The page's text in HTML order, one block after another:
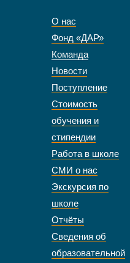
О нас
Фонд «ДАР»
Команда
Новости
Поступление
Стоимость
обучения и
стипендии
Работа в школе
СМИ о нас
Экскурсия по
школе
Отчёты
Сведения об
образовательной